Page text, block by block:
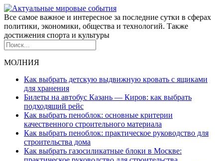
Все самое важное и интересное за последние сутки в сферах
политики, экономики, общества и технологий. Также
достижения спорта и культуры
МОЛНИЯ
Как выбрать детскую выдвижную кровать с ящиками
для хранения
Билеты на автобус Казань — Киров: как выбрать
подходящий рейс
Как выбрать пеноблок: основные критерии
качественного строительного материала
Как выбрать пеноблок: практическое руководство для
строительства дома
Как выбрать газосиликатные блоки в Москве: